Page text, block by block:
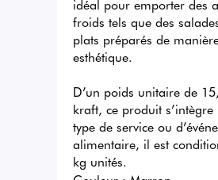
idéal pour emporter des
froids tels que des
plats préparés de
esthétique.
D’un poids unitaire de
kraft, ce produit
type de service ou
alimentaire, il est
kg unités.